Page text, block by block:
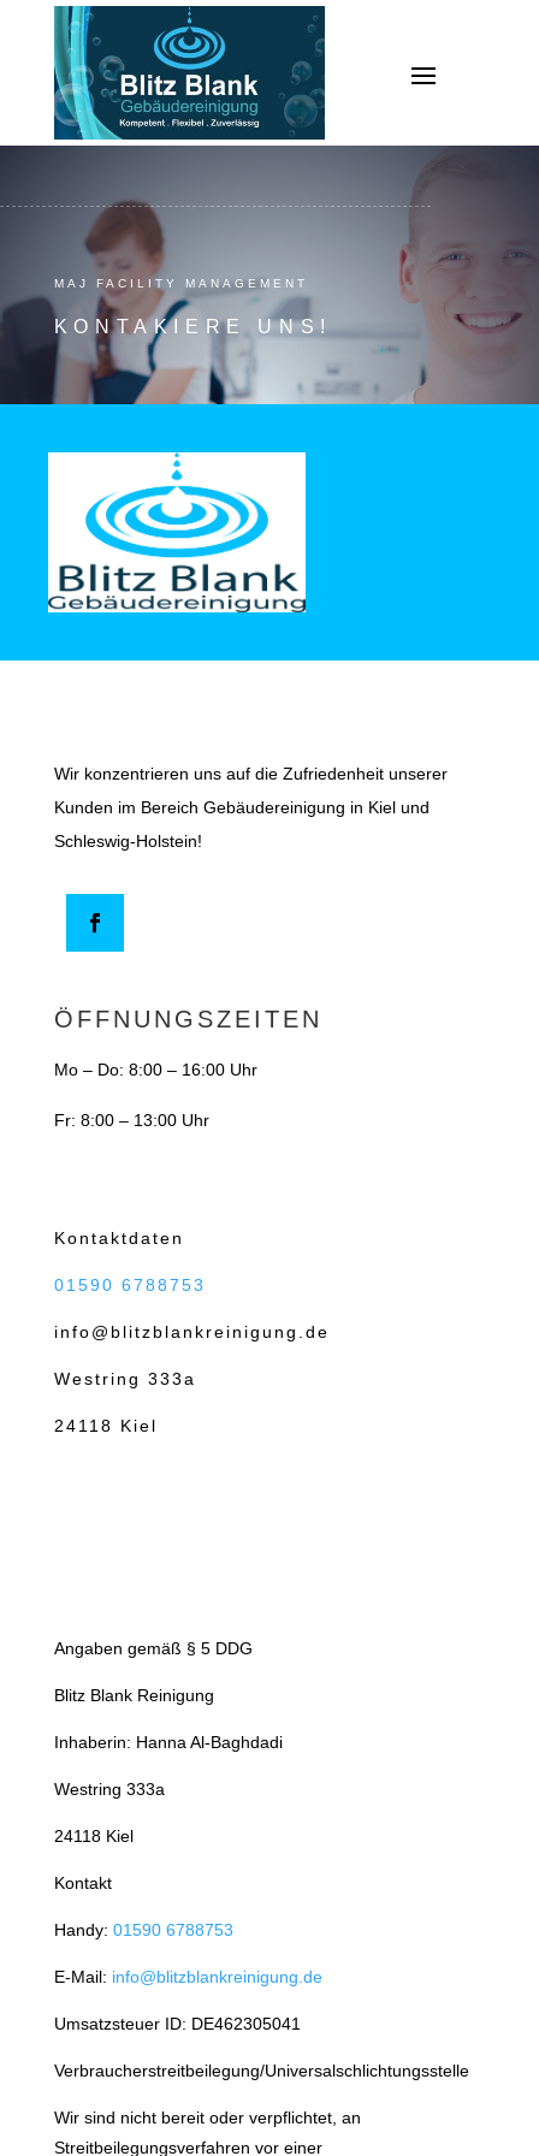
MAJ FACILITY MANAGEMENT
KONTAKIERE UNS!
Wir konzentrieren uns auf die Zufriedenheit unserer
Kunden im Bereich Gebäudereinigung in Kiel und
Schleswig-Holstein!
ÖFFNUNGSZEITEN
Mo – Do: 8:00 – 16:00 Uhr
Fr: 8:00 – 13:00 Uhr
Kontaktdaten
01590 6788753
info@blitzblankreinigung.de
Westring 333a
24118 Kiel
Angaben gemäß § 5 DDG
Blitz Blank Reinigung
Inhaberin: Hanna Al-Baghdadi
Westring 333a
24118 Kiel
Kontakt
Handy: 01590 6788753
E-Mail: info@blitzblankreinigung.de
Umsatzsteuer ID: DE462305041
Verbraucherstreitbeilegung/Universalschlichtungsstelle
Wir sind nicht bereit oder verpflichtet, an
Streitbeilegungsverfahren vor einer